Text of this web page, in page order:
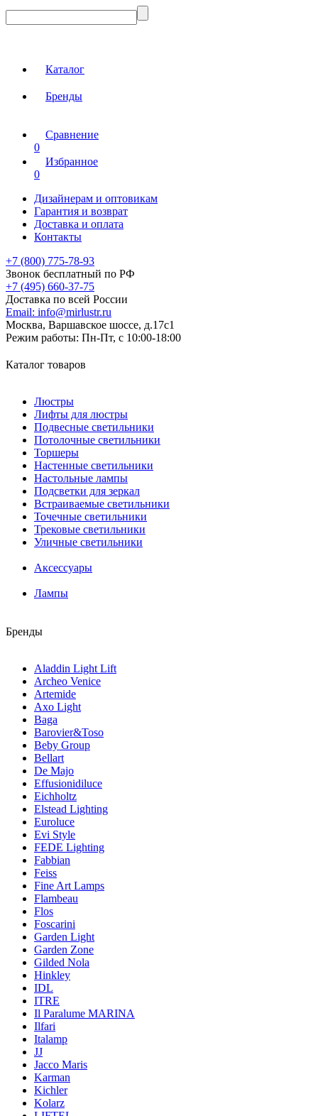
Каталог
Бренды
Сравнение
0
Избранное
0
Дизайнерам и оптовикам
Гарантия и возврат
Доставка и оплата
Контакты
+7 (800) 775-78-93
Звонок бесплатный по РФ
+7 (495) 660-37-75
Доставка по всей России
Email: info@mirlustr.ru
Москва, Варшавское шоссе, д.17c1
Режим работы: Пн-Пт, с 10:00-18:00
Каталог товаров
Люстры
Лифты для люстры
Подвесные светильники
Потолочные светильники
Торшеры
Настенные светильники
Настольные лампы
Подсветки для зеркал
Встраиваемые светильники
Точечные светильники
Трековые светильники
Уличные светильники
Аксессуары
Лампы
Бренды
Aladdin Light Lift
Archeo Venice
Artemide
Axo Light
Baga
Barovier&Toso
Beby Group
Bellart
De Majo
Effusionidiluce
Eichholtz
Elstead Lighting
Euroluce
Evi Style
FEDE Lighting
Fabbian
Feiss
Fine Art Lamps
Flambeau
Flos
Foscarini
Garden Light
Garden Zone
Gilded Nola
Hinkley
IDL
ITRE
Il Paralume MARINA
Ilfari
Italamp
JJ
Jacco Maris
Karman
Kichler
Kolarz